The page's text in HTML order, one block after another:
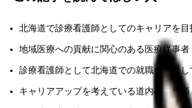
北海道で診療看護師としてのキャリアを
地域医療への貢献に関心のある医療従事者
診療看護師として北海道での就職を検討し
キャリアアップを考えている道内の看護師